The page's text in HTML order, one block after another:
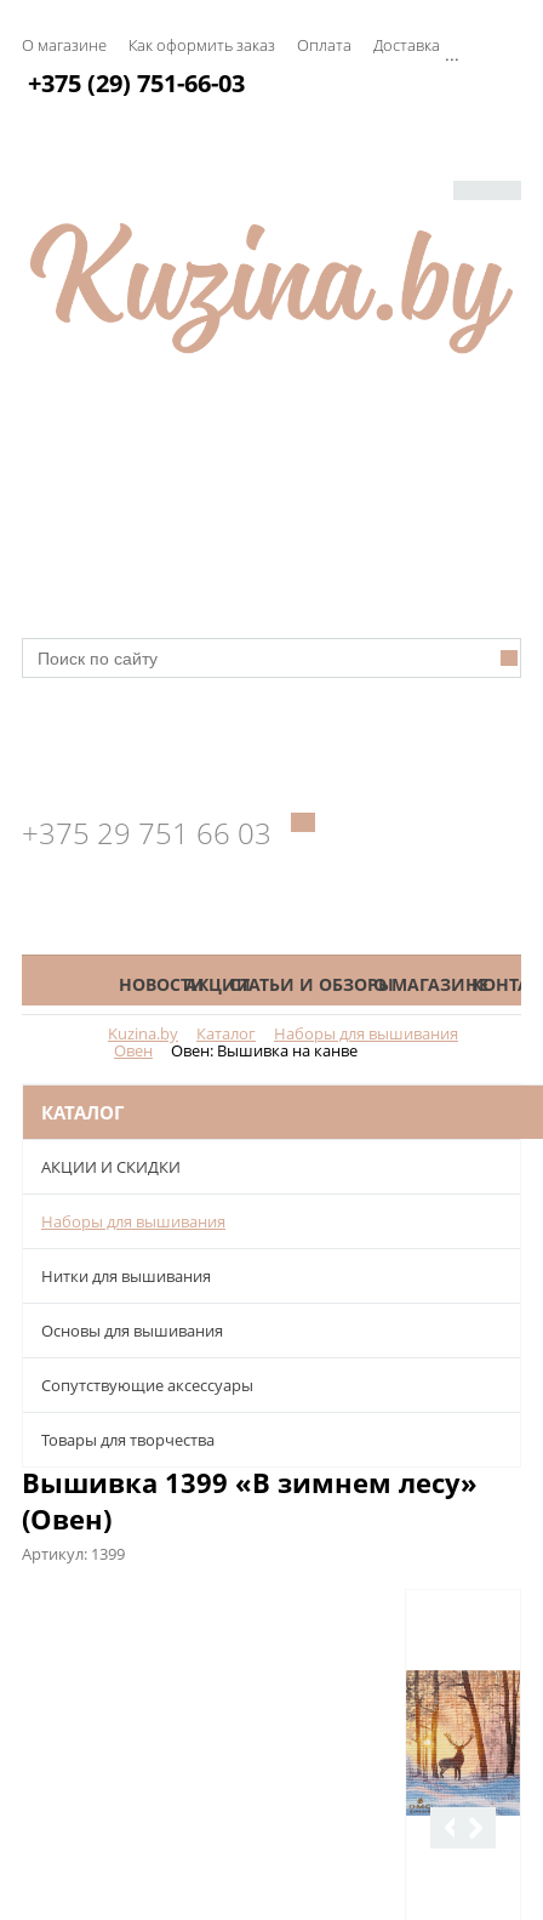
О магазине Как оформить заказ Оплата Доставка ...
+375 (29) 751-66-03
+375 29 751 66 03
КАТАЛОГНОВОСТИАКЦИИСТАТЬИ И ОБЗОРЫО МАГАЗИНЕ
Kuzina.by Каталог Наборы для вышивания
Овен Овен: Вышивка на канве
КАТАЛОГ
АКЦИИ И СКИДКИ
Наборы для вышивания
Нитки для вышивания
Основы для вышивания
Сопутствующие аксессуары
Товары для творчества
Вышивка 1399 «В зимнем лесу»
(Овен)
Артикул: 1399